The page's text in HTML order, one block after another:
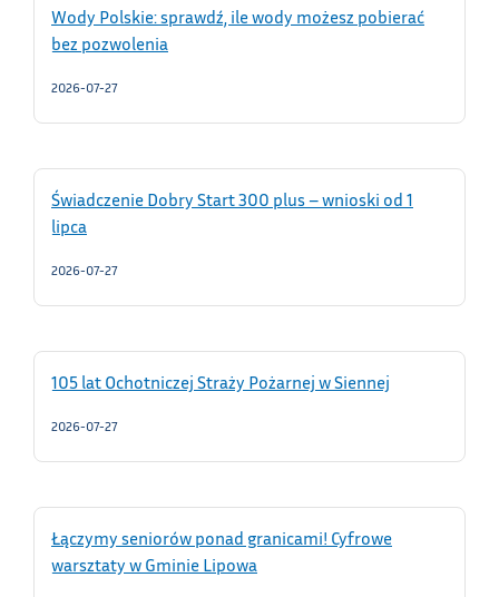
Wody Polskie: sprawdź, ile wody możesz pobierać
bez pozwolenia
2026-07-27
Świadczenie Dobry Start 300 plus – wnioski od 1
lipca
2026-07-27
105 lat Ochotniczej Straży Pożarnej w Siennej
2026-07-27
Łączymy seniorów ponad granicami! Cyfrowe
warsztaty w Gminie Lipowa